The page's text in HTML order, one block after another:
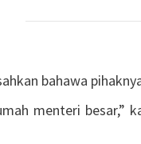
bahawa
menteri besar,”